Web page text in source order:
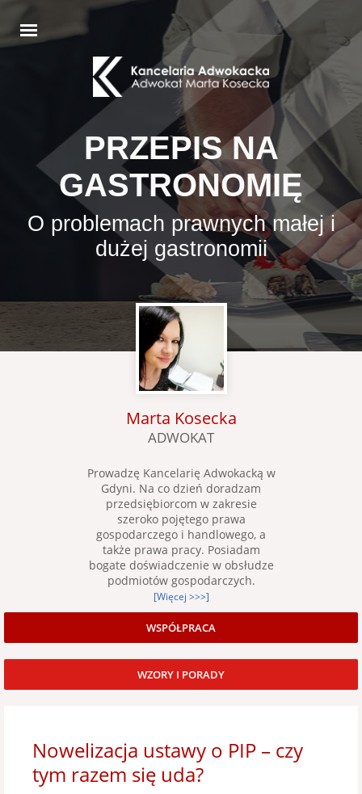
PRZEPIS NA
GASTRONOMIĘ
O problemach prawnych małej i
dużej gastronomii
Marta Kosecka
ADWOKAT
Prowadzę Kancelarię Adwokacką w
Gdyni. Na co dzień doradzam
przedsiębiorcom w zakresie
szeroko pojętego prawa
gospodarczego i handlowego, a
także prawa pracy. Posiadam
bogate doświadczenie w obsłudze
podmiotów gospodarczych.
[Więcej >>>]
WSPÓŁPRACA
WZORY I PORADY
Nowelizacja ustawy o PIP – czy
tym razem się uda?